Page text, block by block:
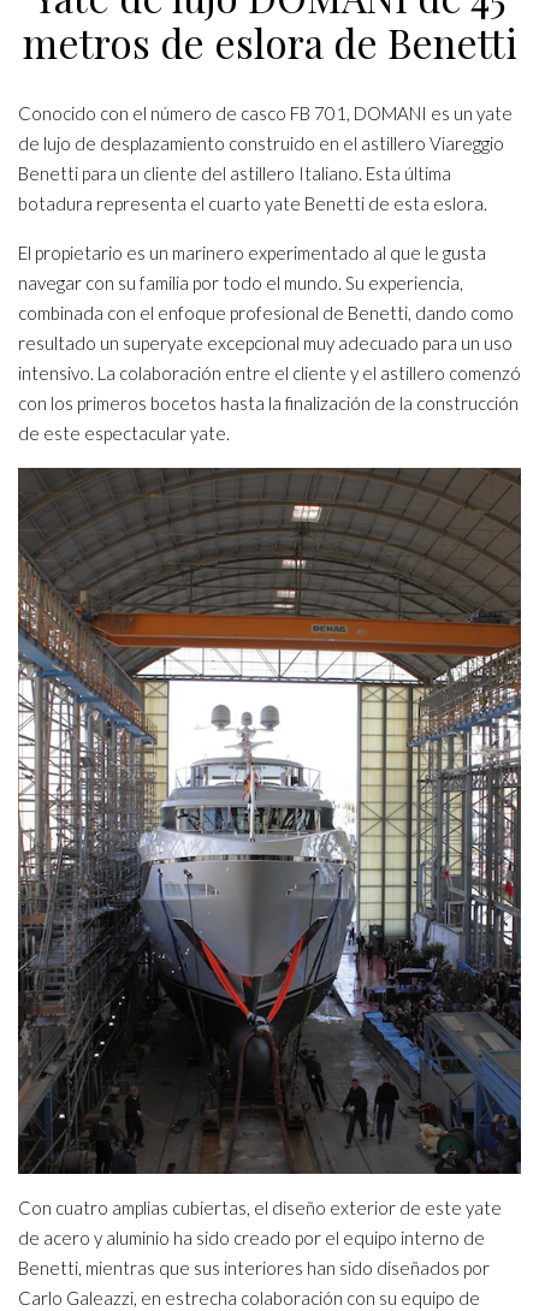
metros de eslora de Benetti
Conocido con el número de casco FB 701, DOMANI es un yate
de lujo de desplazamiento construido en el astillero Viareggio
Benetti para un cliente del astillero Italiano. Esta última
botadura representa el cuarto yate Benetti de esta eslora.
El propietario es un marinero experimentado al que le gusta
navegar con su familia por todo el mundo. Su experiencia,
combinada con el enfoque profesional de Benetti, dando como
resultado un superyate excepcional muy adecuado para un uso
intensivo. La colaboración entre el cliente y el astillero comenzó
con los primeros bocetos hasta la finalización de la construcción
de este espectacular yate.
Con cuatro amplias cubiertas, el diseño exterior de este yate
de acero y aluminio ha sido creado por el equipo interno de
Benetti, mientras que sus interiores han sido diseñados por
Carlo Galeazzi, en estrecha colaboración con su equipo de